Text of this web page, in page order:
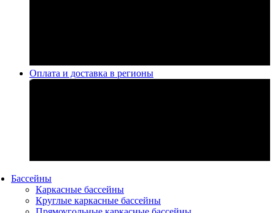
Оплата и доставка в регионы
Бассейны
Каркасные бассейны
Круглые каркасные бассейны